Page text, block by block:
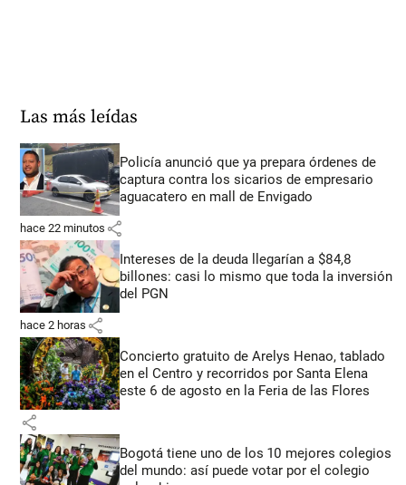
Las más leídas
Policía anunció que ya prepara órdenes de
captura contra los sicarios de empresario
aguacatero en mall de Envigado
hace 22 minutos share
Intereses de la deuda llegarían a $84,8
billones: casi lo mismo que toda la inversión
del PGN
hace 2 horas share
Concierto gratuito de Arelys Henao, tablado
en el Centro y recorridos por Santa Elena
este 6 de agosto en la Feria de las Flores
share
Bogotá tiene uno de los 10 mejores colegios
del mundo: así puede votar por el colegio